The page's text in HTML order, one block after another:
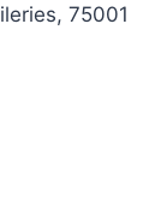
75001